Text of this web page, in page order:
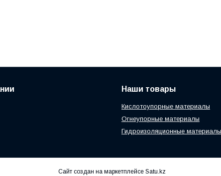
Наши товары
Кислотоупорные материалы
Огнеупорные материалы
Гидроизоляционные материалы
Сайт создан на маркетплейсе Satu.kz